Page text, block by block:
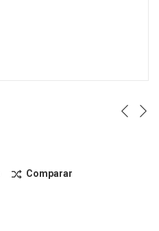
Comparar